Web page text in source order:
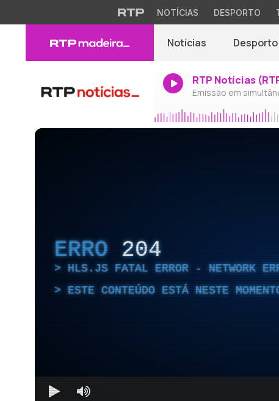
NOTÍCIAS DESPORTO
Notícias Desporto
RTP Notícias
Emissão em
ERRO 204
HLS.JS FATAL ERROR - NETWORK
ESTE CONTEÚDO ESTÁ NESTE